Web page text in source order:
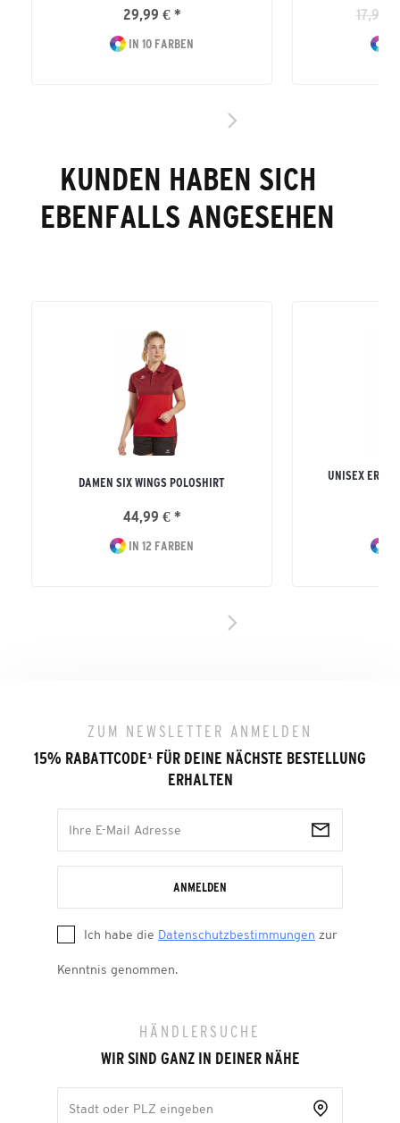
29,99 € *
IN 10 FARBEN
17,99
KUNDEN HABEN SICH
EBENFALLS ANGESEHEN
DAMEN SIX WINGS POLOSHIRT
44,99 € *
IN 12 FARBEN
UNISEX
ZUM NEWSLETTER ANMELDEN
15% RABATTCODE¹ FÜR DEINE NÄCHSTE BESTELLUNG
ERHALTEN
ANMELDEN
Ich habe die Datenschutzbestimmungen zur
Kenntnis genommen.
HÄNDLERSUCHE
WIR SIND GANZ IN DEINER NÄHE